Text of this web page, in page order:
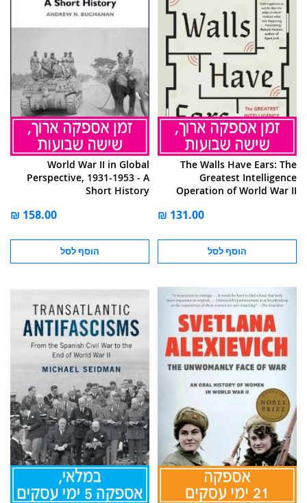
The Walls Have Ears: The
Greatest Intelligence
Operation of World War II
הוסף לסל
World War II in Global
Perspective, 1931-1953 - A
Short History
הוסף לסל